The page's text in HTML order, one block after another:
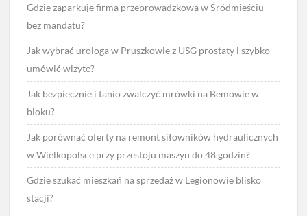
Gdzie zaparkuje firma przeprowadzkowa w Śródmieściu
bez mandatu?
Jak wybrać urologa w Pruszkowie z USG prostaty i szybko
umówić wizytę?
Jak bezpiecznie i tanio zwalczyć mrówki na Bemowie w
bloku?
Jak porównać oferty na remont siłowników hydraulicznych
w Wielkopolsce przy przestoju maszyn do 48 godzin?
Gdzie szukać mieszkań na sprzedaż w Legionowie blisko
stacji?